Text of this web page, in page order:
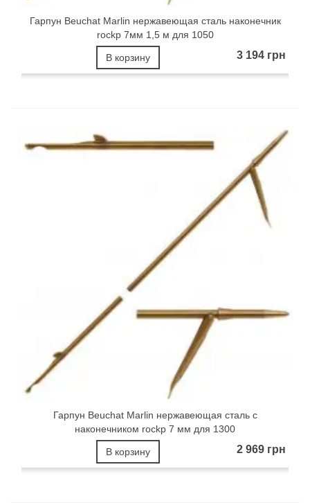
Гарпун Beuchat Marlin нержавеющая сталь наконечник
rockp 7мм 1,5 м для 1050
3 194 грн
В корзину
Гарпун Beuchat Marlin нержавеющая сталь с
наконечником rockp 7 мм для 1300
2 969 грн
В корзину